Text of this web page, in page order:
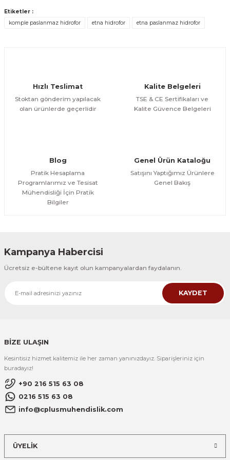
Etiketler :
komple paslanmaz hidrofor
etna hidrofor etna paslanmaz hidrofor
Hızlı Teslimat
Stoktan gönderim yapılacak
olan ürünlerde geçerlidir
Kalite Belgeleri
TSE & CE Sertifikaları ve
Kalite Güvence Belgeleri
Blog
Pratik Hesaplama
Programlarımız ve Tesisat
Mühendisliği İçin Pratik
Bilgiler
Genel Ürün Kataloğu
Satışını Yaptığımız Ürünlere
Genel Bakış
Kampanya Habercisi
Ücretsiz e-bültene kayıt olun kampanyalardan faydalanın.
KAYDET
BİZE ULAŞIN
Kesintisiz hizmet kalitemiz ile her zaman yanınızdayız. Siparişleriniz için
buradayız!
+90 216 515 63 08
0216 515 63 08
info@cplusmuhendislik.com
ÜYELİK